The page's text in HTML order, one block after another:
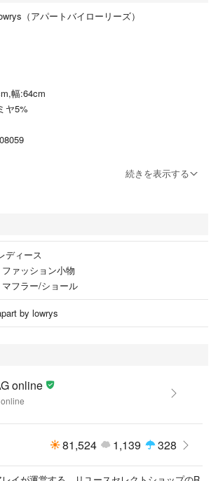
（アパートバイローリーズ）
幅:64cm
ヤ5%
している為システムで在庫調整を行っておりま
なる場合もございます。
パートナーのRAGTAGによって出品されていま
続きを表示する
ディース
ファッション小物
マフラー/ショール
by lowrys
online
81,524 1,139 328